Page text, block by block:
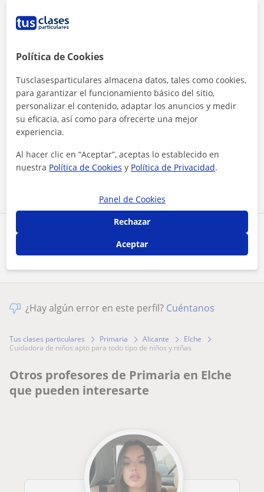
Comparte a este profesor
Al hacer clic, aceptas nuestro
Contactar ahora
¿Hay algún error en este perfil? Cuéntanos
Tus clases particulares Primaria Alicante
Elche
cuidadora de niños apto para todo tipo de niños y niñas
Otros profesores de Primaria en Elche
que pueden interesarte
Política de Cookies
Tusclasesparticulares almacena datos, tales como cookies,
para garantizar el funcionamiento básico del sitio,
personalizar el contenido, adaptar los anuncios y medir
su eficacia, así como para ofrecerte una mejor
experiencia.
Al hacer clic en “Aceptar”, aceptas lo establecido en
nuestra Política de Cookies y Política de Privacidad.
Panel de Cookies
Rechazar
Aceptar